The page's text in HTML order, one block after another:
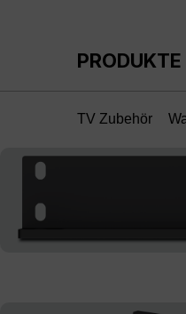
PRODUKTE
TV Zubehör
Bildergalerie überspringen